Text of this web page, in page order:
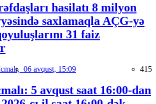
hasilatı 8 milyon
saxlamaqla AÇG-yə
31 faiz
06 avqust, 15:09 415
5 avqust saat 16:00-dan